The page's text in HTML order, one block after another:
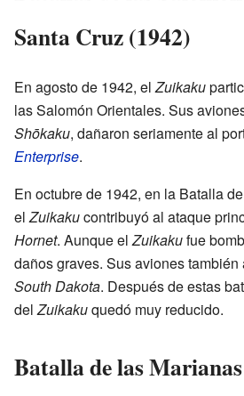
Santa Cruz (1942)
En agosto de 1942, elZuikaku
las Salomón Orientales. Sus
Shōkaku, dañaron seriamente al
Enterprise.
En octubre de 1942, en la Batalla
elZuikakucontribuyó al ataque
Hornet. Aunque elZuikakufue
daños graves. Sus aviones
South Dakota. Después de estas
delZuikakuquedó muy reducido.
Batalla de las